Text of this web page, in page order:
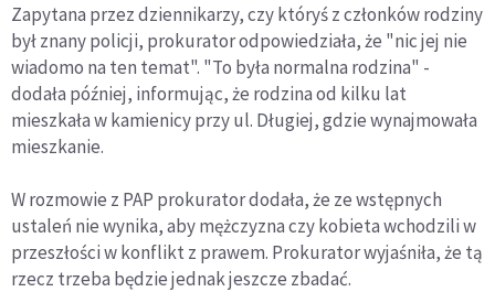
Zapytana przez dziennikarzy, czy któryś z członków rodziny
był znany policji, prokurator odpowiedziała, że "nic jej nie
wiadomo na ten temat". "To była normalna rodzina" -
dodała później, informując, że rodzina od kilku lat
mieszkała w kamienicy przy ul. Długiej, gdzie wynajmowała
mieszkanie.
W rozmowie z PAP prokurator dodała, że ze wstępnych
ustaleń nie wynika, aby mężczyzna czy kobieta wchodzili w
przeszłości w konflikt z prawem. Prokurator wyjaśniła, że tą
rzecz trzeba będzie jednak jeszcze zbadać.